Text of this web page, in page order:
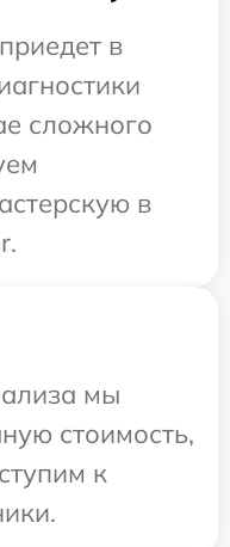
в
сложного
в
мы
стоимость,
к